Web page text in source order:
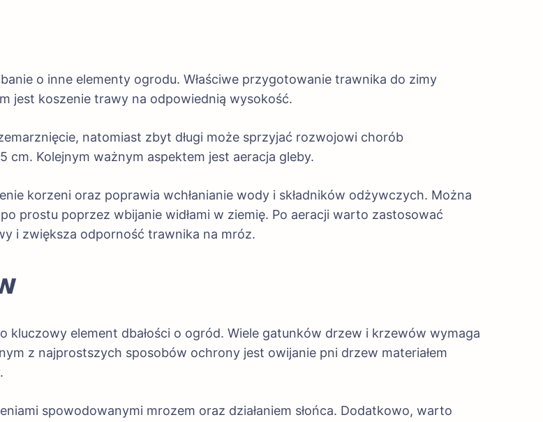
o inne elementy ogrodu. Właściwe przygotowanie trawnika do zimy
jest koszenie trawy na odpowiednią wysokość.
natomiast zbyt długi może sprzyjać rozwojowi chorób
Kolejnym ważnym aspektem jest aeracja gleby.
korzeni oraz poprawia wchłanianie wody i składników odżywczych. Można
prostu poprzez wbijanie widłami w ziemię. Po aeracji warto zastosować
i zwiększa odporność trawnika na mróz.
element dbałości o ogród. Wiele gatunków drzew i krzewów wymaga
z najprostszych sposobów ochrony jest owijanie pni drzew materiałem
spowodowanymi mrozem oraz działaniem słońca. Dodatkowo, warto